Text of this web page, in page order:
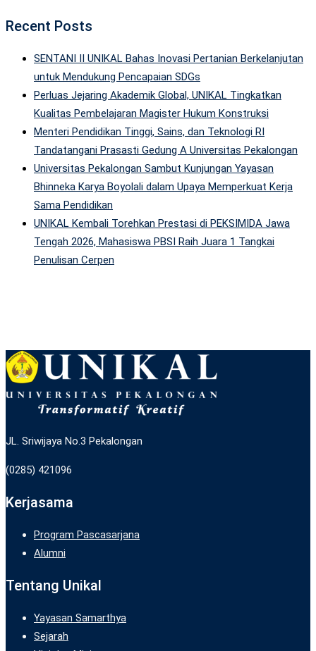
Recent Posts
SENTANI II UNIKAL Bahas Inovasi Pertanian Berkelanjutan
untuk Mendukung Pencapaian SDGs
Perluas Jejaring Akademik Global, UNIKAL Tingkatkan
Kualitas Pembelajaran Magister Hukum Konstruksi
Menteri Pendidikan Tinggi, Sains, dan Teknologi RI
Tandatangani Prasasti Gedung A Universitas Pekalongan
Universitas Pekalongan Sambut Kunjungan Yayasan
Bhinneka Karya Boyolali dalam Upaya Memperkuat Kerja
Sama Pendidikan
UNIKAL Kembali Torehkan Prestasi di PEKSIMIDA Jawa
Tengah 2026, Mahasiswa PBSI Raih Juara 1 Tangkai
Penulisan Cerpen
JL. Sriwijaya No.3 Pekalongan
(0285) 421096
Kerjasama
Program Pascasarjana
Alumni
Tentang Unikal
Yayasan Samarthya
Sejarah